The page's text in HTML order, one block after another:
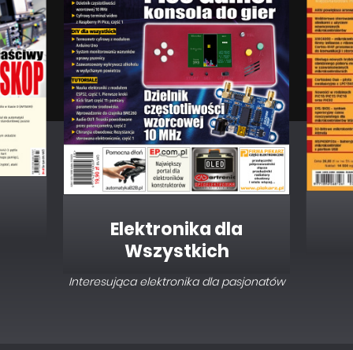
Elektronika dla
Wszystkich
Interesująca elektronika dla pasjonatów